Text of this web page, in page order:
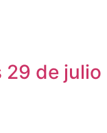
29 de julio